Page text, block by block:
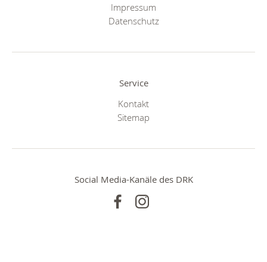
Impressum
Datenschutz
Service
Kontakt
Sitemap
Social Media-Kanäle des DRK